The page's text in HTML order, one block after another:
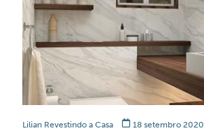
Lilian Revestindo a Casa 18 setembro 2020